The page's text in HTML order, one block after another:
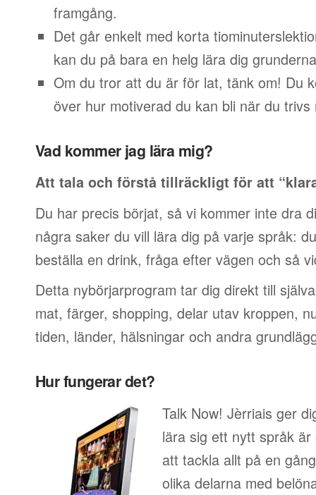
framgång.
Det går enkelt med korta
kan du på bara en helg lära dig
Om du tror att du är för lat, tänk om! Du
över hur motiverad du kan bli när du trivs
Vad kommer jag lära mig?
Att tala och förstå tillräckligt för att
Du har precis börjat, så vi kommer inte dra
några saker du vill lära dig på varje språk: du
beställa en drink, fråga efter vägen och så
Detta nybörjarprogram tar dig direkt till
mat, färger, shopping, delar utav kroppen,
tiden, länder, hälsningar och andra
Hur fungerar det?
Talk Now! Jèrriais ger
lära sig ett nytt språk
att tackla allt på en
olika delarna med